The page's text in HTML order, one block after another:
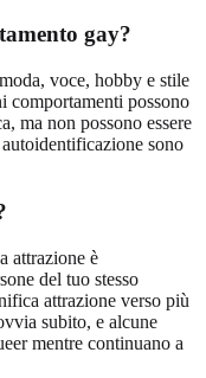
gay?
voce, hobby e stile
comportamenti possono
ma non possono essere
sono
attrazione è
del tuo stesso
attrazione verso più
subito, e alcune
mentre continuano a